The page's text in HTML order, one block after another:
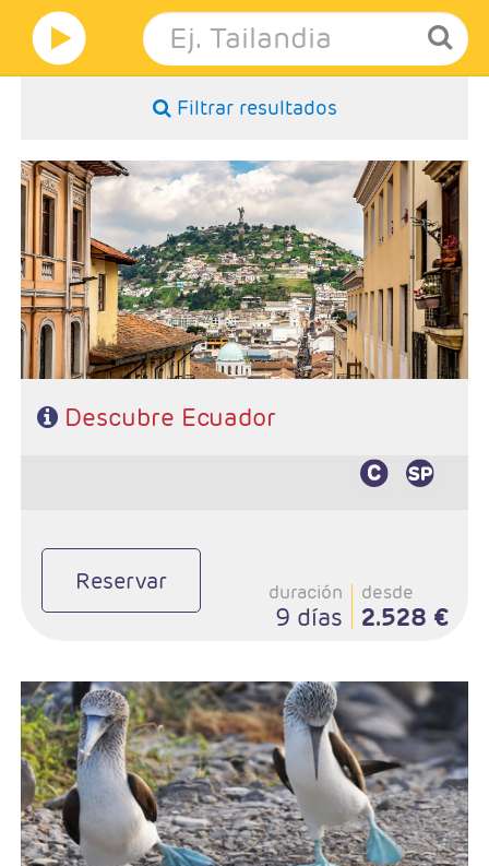
Filtrar resultados
Características
- Salidas: Lunes según programa
- Ruta: 2 noches Quito, 1 noche Otavalo, 1 noche Riobamba, 2
noches Cuenca y 1 noche Guayaquil
- Categoría hotelera: Standard o superior
- Régimen: Según programa
Descubre Ecuador
Reservar duración
9 días
desde
2.528 €
- Salidas: Diarias
- Ruta: 2 noches Quito, 1 noche Otavalo, 1 noche Riobamba, 2
noches Cuenca, 1 noche Guayaquil y 3 noches Puerto López
- Categoría hotelera: Standard o superior
- Régimen: Según programa